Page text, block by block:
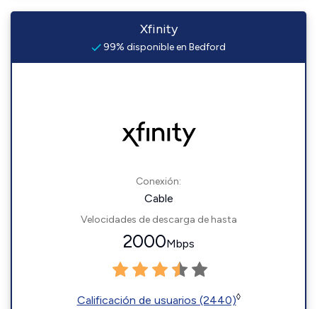
Xfinity
99% disponible en Bedford
Conexión:
Cable
Velocidades de descarga de hasta
2000Mbps
Calificación de usuarios (2440)◊